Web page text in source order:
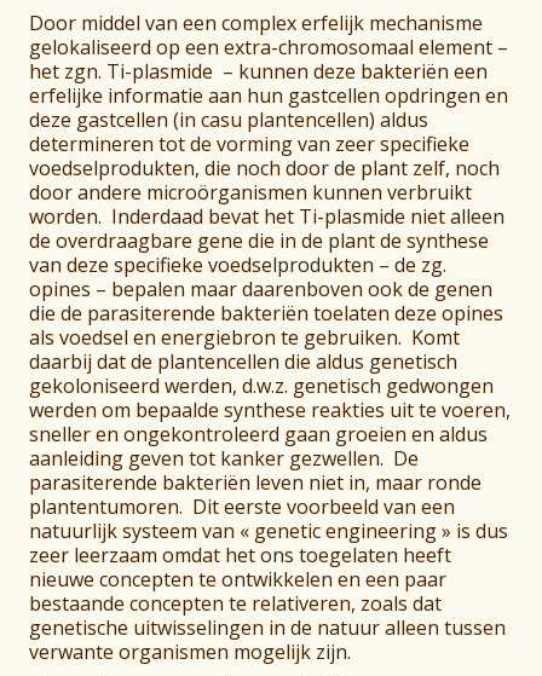
Door middel van een complex erfelijk mechanisme
gelokaliseerd op een extra-chromosomaal element –
het zgn. Ti-plasmide – kunnen deze bakteriën een
erfelijke informatie aan hun gastcellen opdringen en
deze gastcellen (in casu plantencellen) aldus
determineren tot de vorming van zeer specifieke
voedselprodukten, die noch door de plant zelf, noch
door andere microörganismen kunnen verbruikt
worden. Inderdaad bevat het Ti-plasmide niet alleen
de overdraagbare gene die in de plant de synthese
van deze specifieke voedselprodukten – de zg.
opines – bepalen maar daarenboven ook de genen
die de parasiterende bakteriën toelaten deze opines
als voedsel en energiebron te gebruiken. Komt
daarbij dat de plantencellen die aldus genetisch
gekoloniseerd werden, d.w.z. genetisch gedwongen
werden om bepaalde synthese reakties uit te voeren,
sneller en ongekontroleerd gaan groeien en aldus
aanleiding geven tot kanker gezwellen. De
parasiterende bakteriën leven niet in, maar ronde
plantentumoren. Dit eerste voorbeeld van een
natuurlijk systeem van « genetic engineering » is dus
zeer leerzaam omdat het ons toegelaten heeft
nieuwe concepten te ontwikkelen en een paar
bestaande concepten te relativeren, zoals dat
genetische uitwisselingen in de natuur alleen tussen
verwante organismen mogelijk zijn.